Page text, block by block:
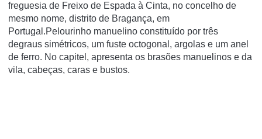
freguesia de Freixo de Espada à Cinta, no concelho de
mesmo nome, distrito de Bragança, em
Portugal.Pelourinho manuelino constituído por três
degraus simétricos, um fuste octogonal, argolas e um anel
de ferro. No capitel, apresenta os brasões manuelinos e da
vila, cabeças, caras e bustos.